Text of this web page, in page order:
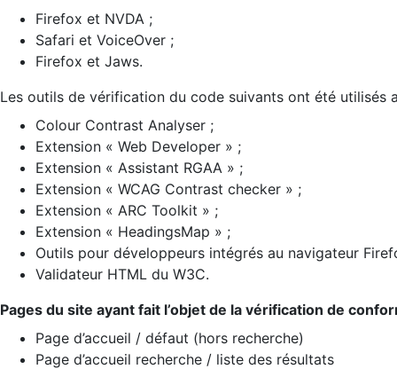
Firefox et NVDA ;
Safari et VoiceOver ;
Firefox et Jaws.
Les outils de vérification du code suivants ont été utilisés
Colour Contrast Analyser ;
Extension « Web Developer » ;
Extension « Assistant RGAA » ;
Extension « WCAG Contrast checker » ;
Extension « ARC Toolkit » ;
Extension « HeadingsMap » ;
Outils pour développeurs intégrés au navigateur
Validateur HTML du W3C.
Pages du site ayant fait l’objet de la vérification de
Page d’accueil / défaut (hors recherche)
Page d’accueil recherche / liste des résultats